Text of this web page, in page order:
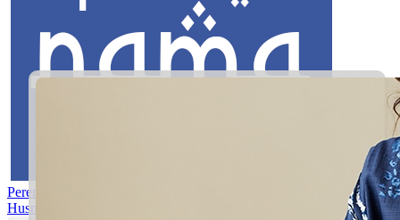
Perempuan
Asma’ul
Husna